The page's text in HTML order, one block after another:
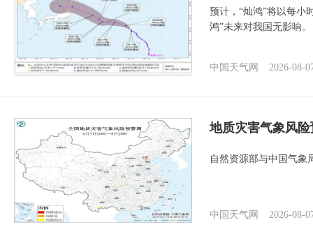
预计，“灿鸿”将以每小
鸿”未来对我国无影响。
中国天气网 2026-08-
地质灾害气象风
自然资源部与中国气象
中国天气网 2026-08-